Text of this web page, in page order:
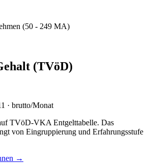
(50 - 249 MA)
(TVöD)
· brutto/Monat
TVöD-VKA Entgelttabelle. Das
von Eingruppierung und Erfahrungsstufe
→